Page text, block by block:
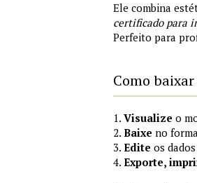
Ele combina
certificado para
Perfeito para
Como baixar
1. Visualize o
2. Baixe no
3. Edite os
4. Exporte,